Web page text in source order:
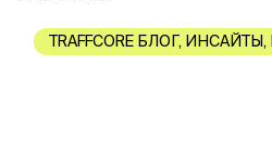
TRAFFCORE БЛОГ, ИНСАЙТЫ,